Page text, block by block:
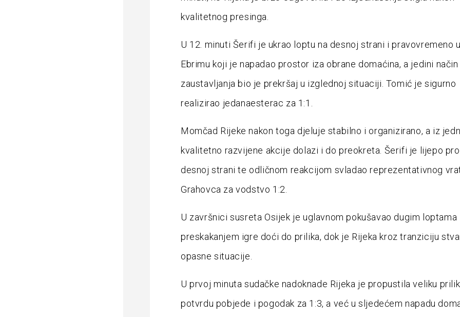
kvalitetnog presinga.
U 12. minuti Šerifi je ukrao loptu na desnoj strani i pravovremeno
Ebrimu koji je napadao prostor iza obrane domaćina, a jedini način
zaustavljanja bio je prekršaj u izglednoj situaciji. Tomić je sigurno
realizirao jedanaesterac za 1:1.
Momčad Rijeke nakon toga djeluje stabilno i organizirano, a iz
kvalitetno razvijene akcije dolazi i do preokreta. Šerifi je lijepo
desnoj strani te odličnom reakcijom svladao reprezentativnog
Grahovca za vodstvo 1:2.
U završnici susreta Osijek je uglavnom pokušavao dugim loptama
preskakanjem igre doći do prilika, dok je Rijeka kroz tranziciju
opasne situacije.
U prvoj minuta sudačke nadoknade Rijeka je propustila veliku
potvrdu pobjede i pogodak za 1:3, a već u sljedećem napadu